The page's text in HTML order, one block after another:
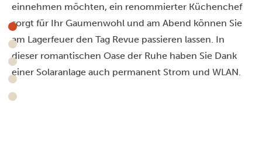
einnehmen möchten, ein renommierter Küchenchef
sorgt für Ihr Gaumenwohl und am Abend können Sie
am Lagerfeuer den Tag Revue passieren lassen. In
dieser romantischen Oase der Ruhe haben Sie Dank
einer Solaranlage auch permanent Strom und WLAN.